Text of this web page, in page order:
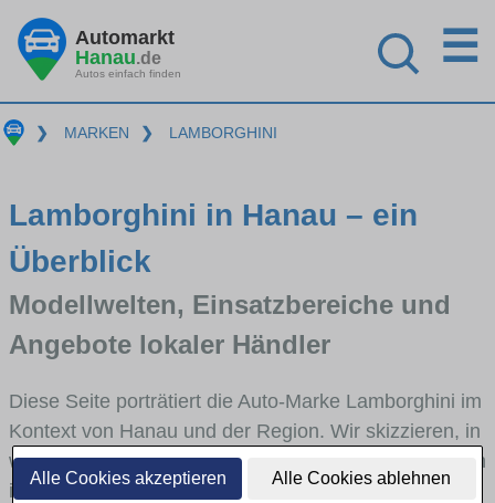
Alle Cookies akzeptieren Alle Cookies ablehnen
Automarkt
Hanau.de
Autos einfach finden
☰
❯ MARKEN ❯ LAMBORGHINI
Lamborghini in Hanau – ein
Überblick
Modellwelten, Einsatzbereiche und
Angebote lokaler Händler
Diese Seite porträtiert die Auto-Marke Lamborghini im
Kontext von Hanau und der Region. Wir skizzieren, in
welchen Fahrzeugklassen Lamborghini stark vertreten
ist, welche Modellreihen häufig im Stadt- und